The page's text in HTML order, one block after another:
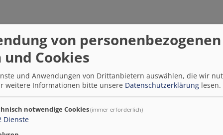
&
Smart City Blog
von personenbezogenen
und Cookies
und Anwendungen von Drittanbietern auswählen, die wir
weitere Informationen bitte unsere Datenschutzerklärung lesen.
notwendige Cookies(immer erforderlich)
Dienste